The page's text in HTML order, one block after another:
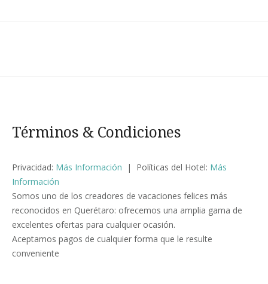
Términos & Condiciones
Privacidad: Más Información | Políticas del Hotel: Más
Información
Somos uno de los creadores de vacaciones felices más
reconocidos en Querétaro: ofrecemos una amplia gama de
excelentes ofertas para cualquier ocasión.
Aceptamos pagos de cualquier forma que le resulte
conveniente